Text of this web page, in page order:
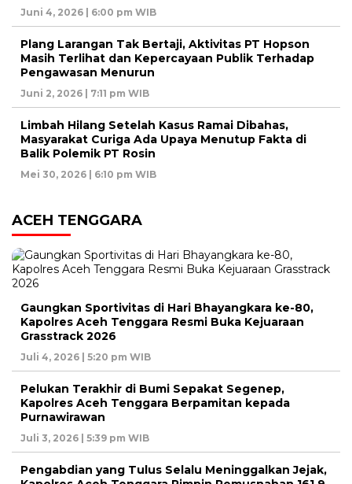
Juni 4, 2026 | 6:00 pm WIB
Plang Larangan Tak Bertaji, Aktivitas PT Hopson
Masih Terlihat dan Kepercayaan Publik Terhadap
Pengawasan Menurun
Juni 2, 2026 | 7:11 pm WIB
Limbah Hilang Setelah Kasus Ramai Dibahas,
Masyarakat Curiga Ada Upaya Menutup Fakta di
Balik Polemik PT Rosin
Mei 30, 2026 | 6:10 pm WIB
ACEH TENGGARA
Gaungkan Sportivitas di Hari Bhayangkara ke-80,
Kapolres Aceh Tenggara Resmi Buka Kejuaraan
Grasstrack 2026
Juli 4, 2026 | 5:20 pm WIB
Pelukan Terakhir di Bumi Sepakat Segenep,
Kapolres Aceh Tenggara Berpamitan kepada
Purnawirawan
Juli 3, 2026 | 5:39 pm WIB
Pengabdian yang Tulus Selalu Meninggalkan Jejak,